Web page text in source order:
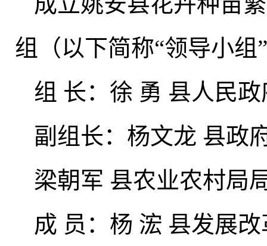
组（以下简称“领导小组
组 长：徐 勇 县人民
副组长：杨文龙 县政
梁朝军 县农业农村局
成 员：杨 浤 县发展